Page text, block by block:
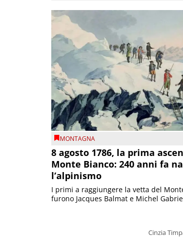
MONTAGNA
8 agosto 1786, la prima
Monte Bianco: 240 anni fa
l’alpinismo
Cinzia
I primi a raggiungere la vetta del
furono Jacques Balmat e Michel